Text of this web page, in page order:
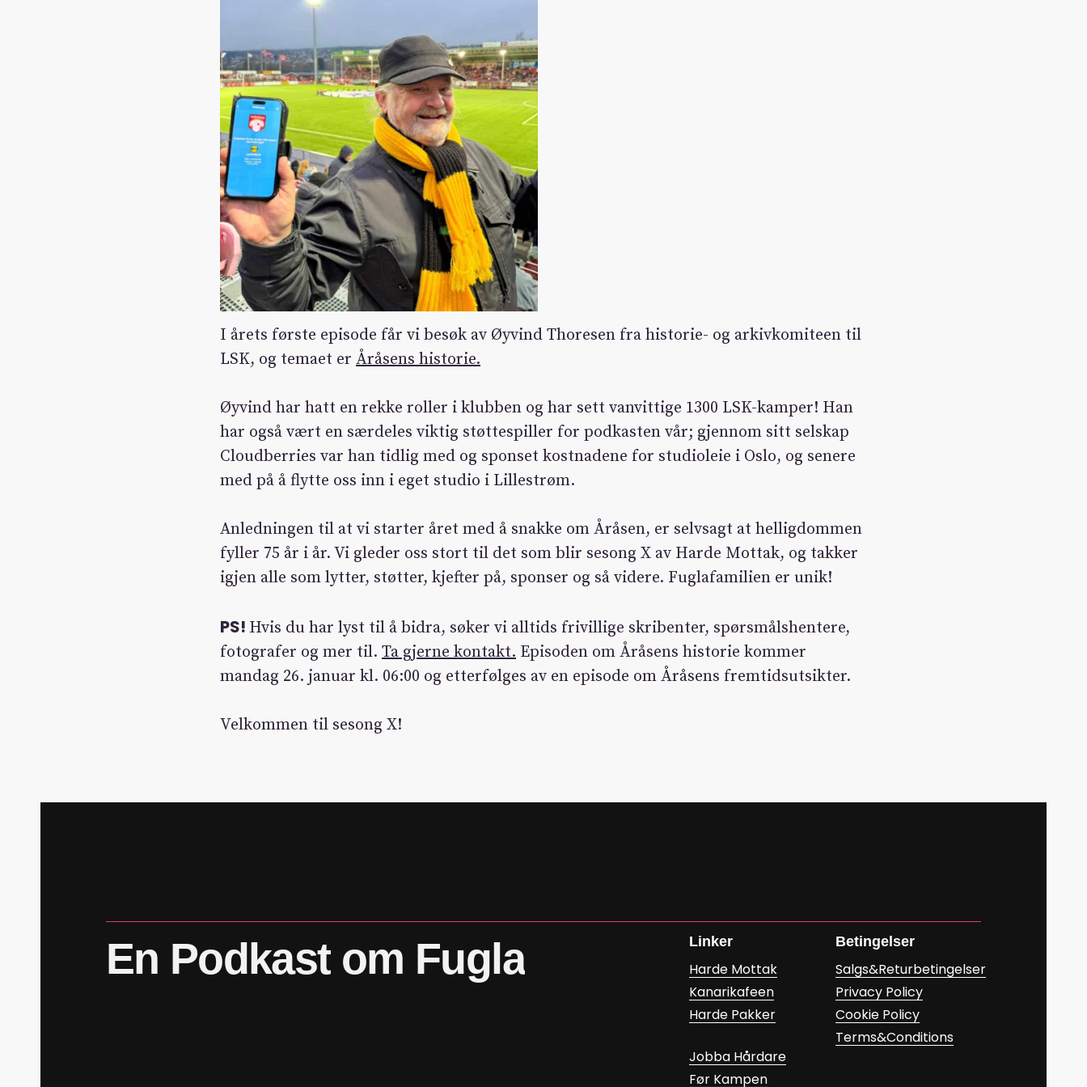
I årets første episode får vi besøk av Øyvind Thoresen fra historie- og arkivkomiteen til
LSK, og temaet er Åråsens historie.
Øyvind har hatt en rekke roller i klubben og har sett vanvittige 1300 LSK-kamper! Han
har også vært en særdeles viktig støttespiller for podkasten vår; gjennom sitt selskap
Cloudberries var han tidlig med og sponset kostnadene for studioleie i Oslo, og senere
med på å flytte oss inn i eget studio i Lillestrøm. ​
Anledningen til at vi starter året med å snakke om Åråsen, er selvsagt at helligdommen
fyller 75 år i år. Vi gleder oss stort til det som blir sesong X av Harde Mottak, og takker
igjen alle som lytter, støtter, kjefter på, sponser og så videre. Fuglafamilien er unik!
PS! Hvis du har lyst til å bidra, søker vi alltids frivillige skribenter, spørsmålshentere,
fotografer og mer til. Ta gjerne kontakt. ​Episoden om Åråsens historie kommer
mandag 26. januar kl. 06:00 og etterfølges av en episode om Åråsens fremtidsutsikter. ​
Velkommen til sesong X!
En Podkast om Fugla Linker
Harde Mottak
Kanarikafeen
Harde Pakker
Jobba Hårdare
Før Kampen
Betingelser
Salgs&Returbetingelser
Privacy Policy
Cookie Policy
Terms&Conditions